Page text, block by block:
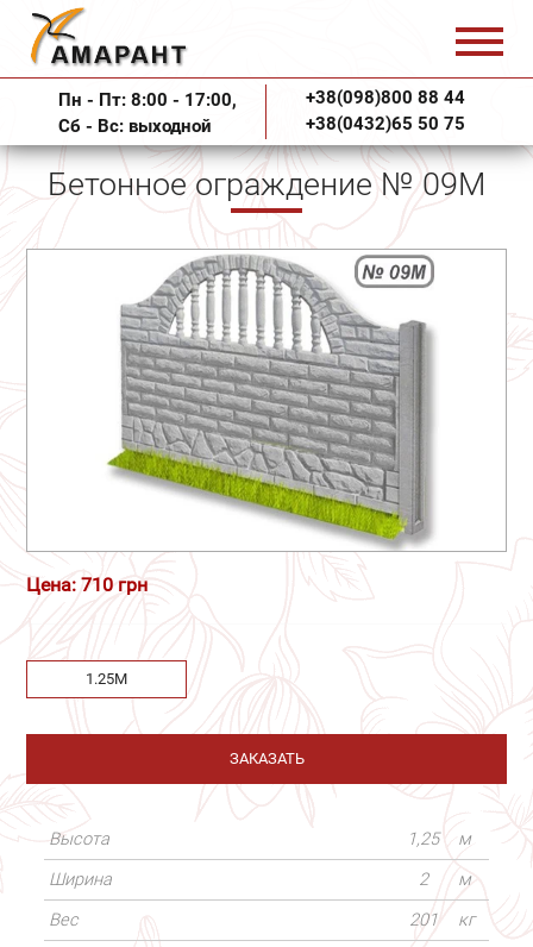
Пн - Пт: 8:00 - 17:00,
Сб - Вс: выходной
+38(098)800 88 44
+38(0432)65 50 75
Бетонное ограждение № 09М
Цена: 710 грн
1.25М
ЗАКАЗАТЬ
Высота 1,25
м
Ширина
2
м
Вес
201
кг